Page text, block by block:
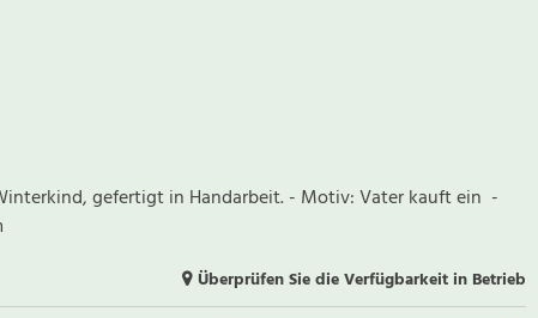
gefertigt in Handarbeit. - Motiv: Vater kauft ein -
Überprüfen Sie die Verfügbarkeit in Betrieb